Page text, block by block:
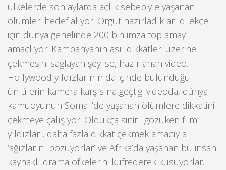
ülkelerde son aylarda açlık sebebiyle yaşanan
ölümleri hedef alıyor. Örgüt hazırladıkları dilekçe
için dünya genelinde 200 bin imza toplamayı
amaçlıyor. Kampanyanın asıl dikkatleri üzerine
çekmesini sağlayan şey ise, hazırlanan video.
Hollywood yıldızlarının da içinde bulunduğu
ünlülerin kamera karşısına geçtiği videoda, dünya
kamuoyunun Somali’de yaşanan ölümlere dikkatini
çekmeye çalışıyor. Oldukça sinirli gözüken film
yıldızları, daha fazla dikkat çekmek amacıyla
‘ağızlarını bozuyorlar’ ve Afrika’da yaşanan bu insan
kaynaklı drama öfkelerini küfrederek kusuyorlar.